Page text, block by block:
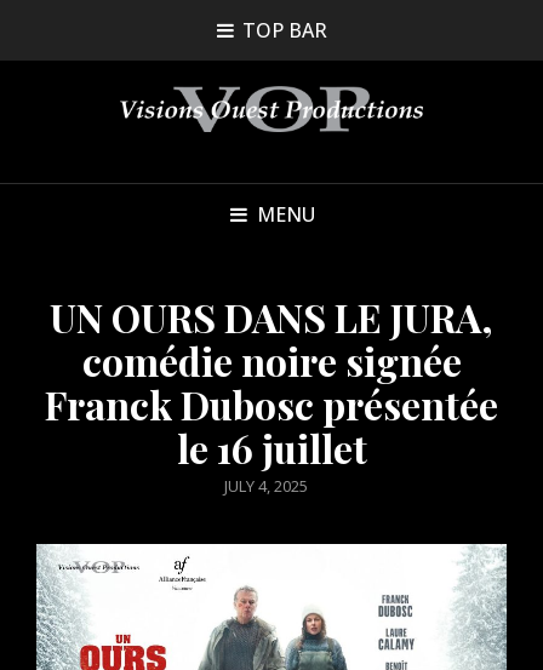
TOP BAR
MENU
UN OURS DANS LE JURA,
comédie noire signée
Franck Dubosc présentée
le 16 juillet
POSTED
JULY 4, 2025